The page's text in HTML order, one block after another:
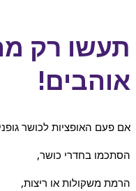
תעשו רק
אוהבים!
אם פעם האופציות לכושר גופני
הסתכמו בחדרי כושר,
הרמת משקולות או ריצות,